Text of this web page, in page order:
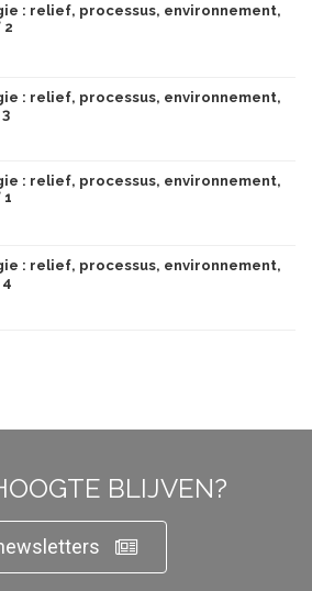
: relief, processus, environnement,
2
: relief, processus, environnement,
: relief, processus, environnement,
1
: relief, processus, environnement,
4
BLIJVEN?